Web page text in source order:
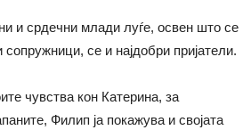
и срдечни млади луѓе, освен што се
се и најдобри пријатели.
чувства кон Катерина, за
Филип ја покажува и својата